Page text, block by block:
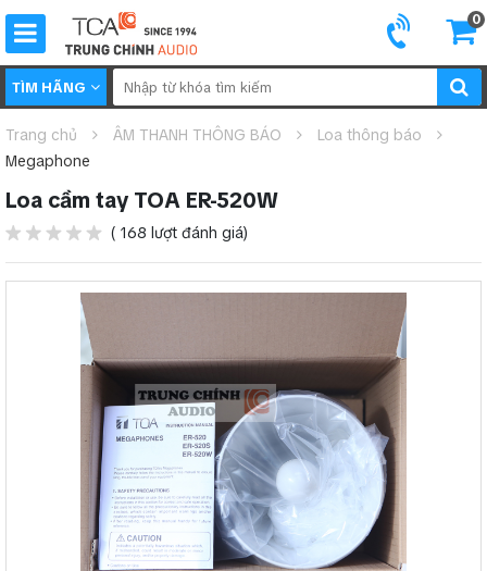
0
TÌM HÃNG
Trang chủ ÂM THANH THÔNG BÁO
Loa thông báo
Megaphone
Loa cầm tay TOA ER-520W
( 168 lượt đánh giá)